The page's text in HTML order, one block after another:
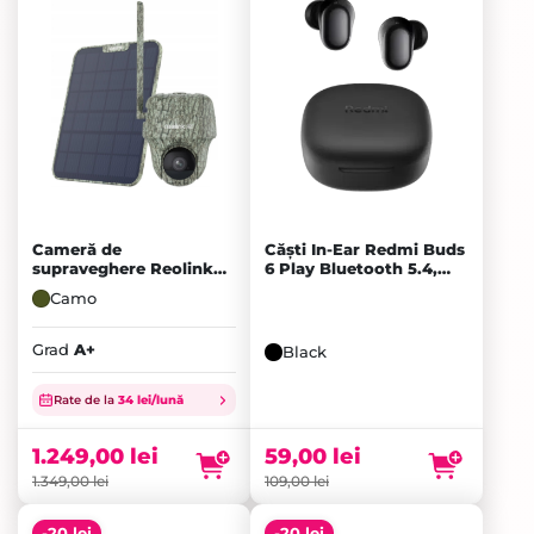
Cameră de
supraveghere Reolink
Ranger GO G450, Camo
- A+Camo
Grad A+
Rate de la 34 lei/lună
1.349,00lei
Prețul
inițial
fost:
1.349,00 lei.
1.249,00 lei
Prețul
este:
1.249,00 lei.
Căști In-Ear Redmi Buds
6 Play Bluetooth 5.4,
Black
109,00lei
59,00 lei